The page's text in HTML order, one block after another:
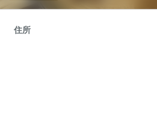
住所